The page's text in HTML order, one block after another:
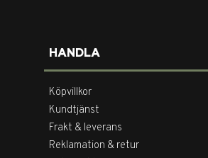
HANDLA
Köpvillkor
Kundtjänst
Frakt & leverans
Reklamation & retur